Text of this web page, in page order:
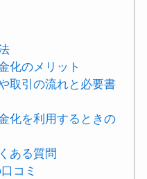
化のメリット
取引の流れと必要書
化を利用するときの
ある質問
コミ